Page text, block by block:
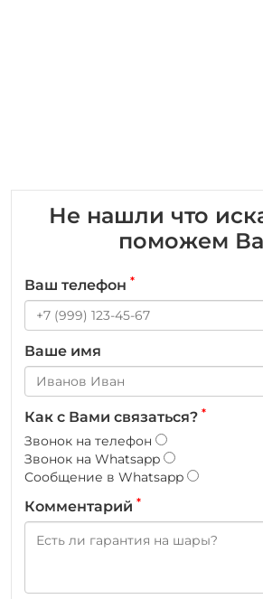
Не нашли что
поможем
Ваш телефон *
Ваше имя
Как с Вами связаться? *
Звонок на телефон
Звонок на Whatsapp
Сообщение в Whatsapp
Комментарий *